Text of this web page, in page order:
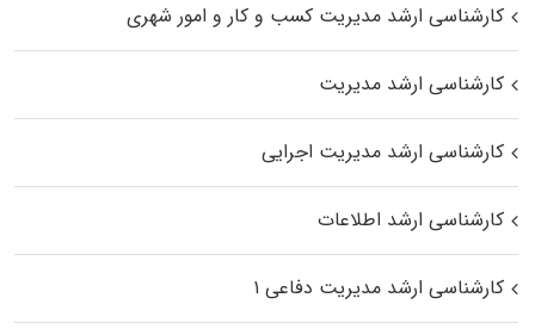
کارشناسی ارشد مدیریت کسب و کار و امور شهری
کارشناسی ارشد مدیریت
کارشناسی ارشد مدیریت اجرایی
کارشناسی ارشد اطلاعات
کارشناسی ارشد مدیریت دفاعی ۱